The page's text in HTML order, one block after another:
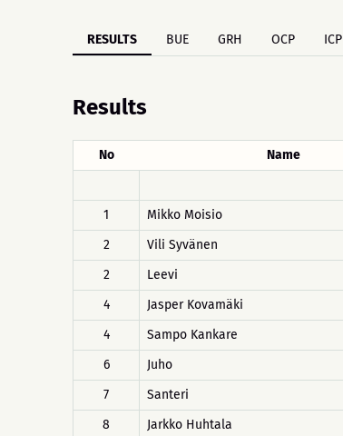
RESULTS BUE GRH OCP ICP
Results
No Name
1
Mikko Moisio
2
Vili Syvänen
2
Leevi
4
Jasper Kovamäki
4
Sampo Kankare
6
Juho
7
Santeri
8
Jarkko Huhtala